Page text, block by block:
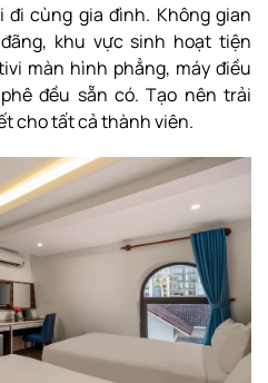
cùng gia đình. Không gian
khu vực sinh hoạt tiện
màn hình phẳng, máy điều
đều sẵn có. Tạo nên trải
cho tất cả thành viên.